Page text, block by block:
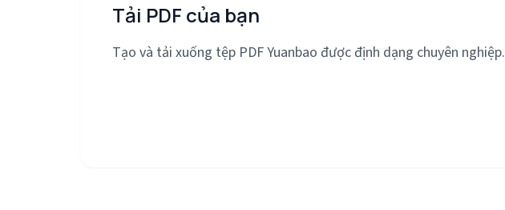
Tải PDF của bạn
Tạo và tải xuống tệp PDF Yuanbao được định dạng chuyên nghiệp.